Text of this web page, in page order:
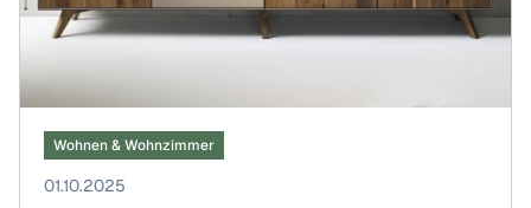
Wohnen & Wohnzimmer
01.10.2025